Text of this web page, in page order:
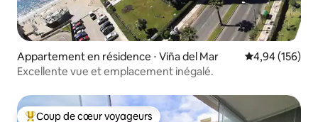
Appartement en résidence ⋅ Viña del Mar Évaluation
4,94 (156)
Excellente vue et emplacement inégalé.
Coup de cœur voyageurs